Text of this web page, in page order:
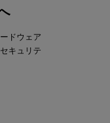
ドウェア
キュリテ